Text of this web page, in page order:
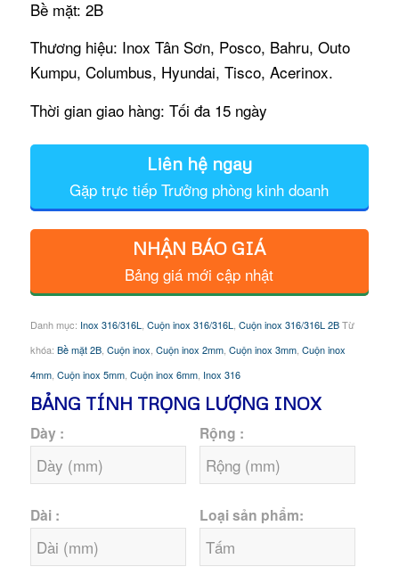
Bề mặt: 2B
Thương hiệu: Inox Tân Sơn, Posco, Bahru, Outo
Kumpu, Columbus, Hyundai, Tisco, Acerinox.
Thời gian giao hàng: Tối đa 15 ngày
Liên hệ ngay
Gặp trực tiếp Trưởng phòng kinh doanh
NHẬN BÁO GIÁ
Bảng giá mới cập nhật
Danh mục: Inox 316/316L Cuộn inox 316/316L Cuộn inox 316/316L 2B Từ
khóa: Bề mặt 2B, Cuộn inox Cuộn inox 2mm, Cuộn inox 3mm, Cuộn inox
4mm, Cuộn inox 5mm, Cuộn inox 6mm, Inox 316
BẢNG TÍNH TRỌNG LƯỢNG INOX
Dày : Rộng :
Dài : Loại sản phẩm: